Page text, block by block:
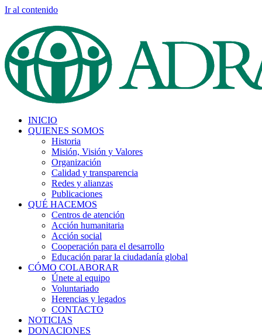
Ir al contenido
INICIO
QUIENES SOMOS
Historia
Misión, Visión y Valores
Organización
Calidad y transparencia
Redes y alianzas
Publicaciones
QUÉ HACEMOS
Centros de atención
Acción humanitaria
Acción social
Cooperación para el desarrollo
Educación parar la ciudadanía global
CÓMO COLABORAR
Únete al equipo
Voluntariado
Herencias y legados
CONTACTO
NOTICIAS
DONACIONES